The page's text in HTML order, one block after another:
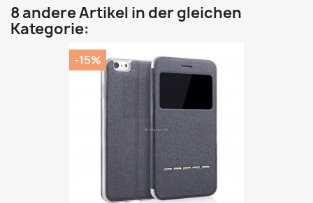
8 andere Artikel in der gleichen
Kategorie:
-15%